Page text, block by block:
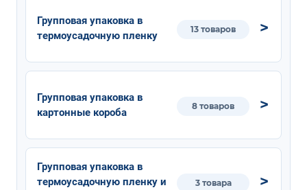
Групповая упаковка в
термоусадочную пленку
13 товаров
Групповая упаковка в
картонные короба
8 товаров
Групповая упаковка в
термоусадочную пленку и
3 товара